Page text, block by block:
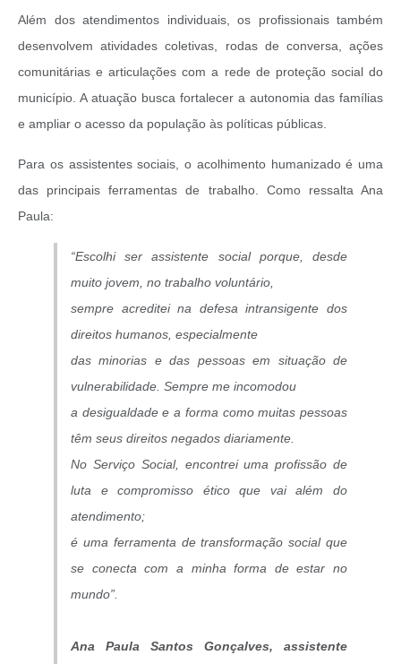
Além dos atendimentos individuais, os profissionais também
desenvolvem atividades coletivas, rodas de conversa, ações
comunitárias e articulações com a rede de proteção social do
município. A atuação busca fortalecer a autonomia das famílias
e ampliar o acesso da população às políticas públicas.
Para os assistentes sociais, o acolhimento humanizado é uma
das principais ferramentas de trabalho. Como ressalta Ana
Paula:
“Escolhi ser assistente social porque, desde
muito jovem, no trabalho voluntário,
sempre acreditei na defesa intransigente dos
direitos humanos, especialmente
das minorias e das pessoas em situação de
vulnerabilidade. Sempre me incomodou
a desigualdade e a forma como muitas pessoas
têm seus direitos negados diariamente.
No Serviço Social, encontrei uma profissão de
luta e compromisso ético que vai além do
atendimento;
é uma ferramenta de transformação social que
se conecta com a minha forma de estar no
mundo”.
Ana Paula Santos Gonçalves, assistente